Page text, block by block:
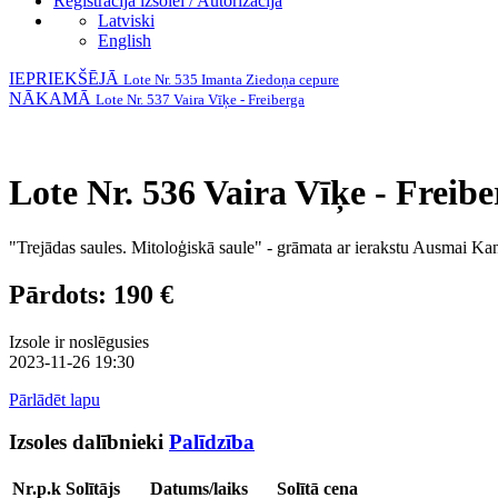
Latviski
English
IEPRIEKŠĒJĀ Lote Nr. 535 Imanta Ziedoņa cepure
NĀKAMĀ Lote Nr. 537 Vaira Vīķe - Freiberga
Lote Nr. 536 Vaira Vīķe -
"Trejādas saules. Mitoloģiskā saule" - grāmata ar ierakstu Ausmai
Pārdots: 190 €
Izsole ir noslēgusies
2023-11-26 19:30
Pārlādēt lapu
Izsoles dalībnieki Palīdzība
Nr.p.k Solītājs Datums/laiks
Solītā cena